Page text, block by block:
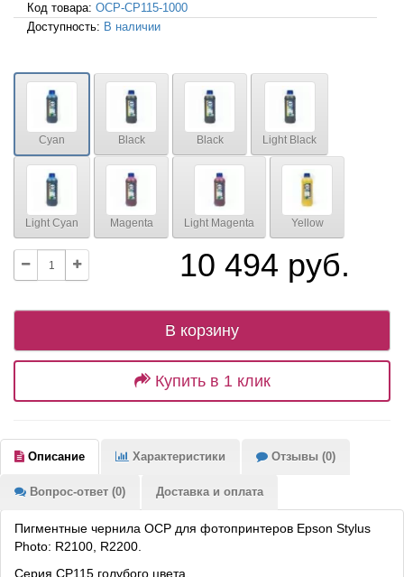
Код товара: OCP-CP115-1000
Доступность: В наличии
Cyan Black Black Light Black
Light Cyan Magenta Light Magenta Yellow
10 494 руб.
В корзину
Купить в 1 клик
Описание Характеристики Отзывы (0)
Вопрос-ответ (0) Доставка и оплата
Пигментные чернила OCP для фотопринтеров Epson Stylus
Photo: R2100, R2200.
Серия CP115 голубого цвета.